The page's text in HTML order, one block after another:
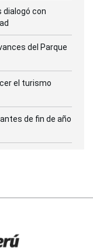
dialogó con
del Parque
el turismo
de fin de año